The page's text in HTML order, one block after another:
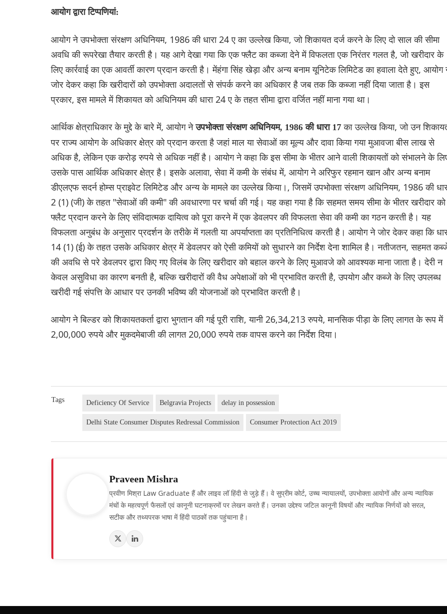
आयोग द्वारा टिप्पणियां:
आयोग ने उपभोक्ता संरक्षण अधिनियम, 1986 की धारा 24 ए का उल्लेख किया, जो शिकायत दर्ज करने के लिए दो साल की सीमा
अवधि की रूपरेखा तैयार करती है। यह आगे देखा गया कि एक फ्लैट का कब्जा देने में विफलता एक निरंतर गलत है, जो खरीदार के
लिए कार्रवाई का एक आवर्ती कारण प्रदान करती है। मेंहंगा सिंह खेड़ा और अन्य बनाम यूनिटेक लिमिटेड का हवाला देते हुए, आयोग
जोर देकर कहा कि खरीदारों को उपभोक्ता अदालतों से संपर्क करने का अधिकार है जब तक कि कब्जा नहीं दिया जाता है। इस
प्रकार, इस मामले में शिकायत को अधिनियम की धारा 24 ए के तहत सीमा द्वारा वर्जित नहीं माना गया था।
आर्थिक क्षेत्राधिकार के मुद्दे के बारे में, आयोग नेउपभोक्ता संरक्षण अधिनियम, 1986 की धारा 17का उल्लेख किया, जो उन
पर राज्य आयोग के अधिकार क्षेत्र को प्रदान करता है जहां माल या सेवाओं का मूल्य और दावा किया गया मुआवजा बीस लाख से
अधिक है, लेकिन एक करोड़ रुपये से अधिक नहीं है। आयोग ने कहा कि इस सीमा के भीतर आने वाली शिकायतों को संभालने के
उसके पास आर्थिक अधिकार क्षेत्र है। इसके अलावा, सेवा में कमी के संबंध में, आयोग ने अरिफुर रहमान खान और अन्य बनाम
डीएलएफ सदर्न होम्स प्राइवेट लिमिटेड और अन्य के मामले का उल्लेख किया।, जिसमें उपभोक्ता संरक्षण अधिनियम, 1986 की
2 (1) (जी) के तहत "सेवाओं की कमी" की अवधारणा पर चर्चा की गई। यह कहा गया है कि सहमत समय सीमा के भीतर खरीदार को
फ्लैट प्रदान करने के लिए संविदात्मक दायित्व को पूरा करने में एक डेवलपर की विफलता सेवा की कमी का गठन करती है। यह
विफलता अनुबंध के अनुसार प्रदर्शन के तरीके में गलती या अपर्याप्तता का प्रतिनिधित्व करती है। आयोग ने जोर देकर कहा कि
14 (1) (ई) के तहत उसके अधिकार क्षेत्र में डेवलपर को ऐसी कमियों को सुधारने का निर्देश देना शामिल है। नतीजतन, सहमत
की अवधि से परे डेवलपर द्वारा किए गए विलंब के लिए खरीदार को बहाल करने के लिए मुआवजे को आवश्यक माना जाता है। देरी न
केवल असुविधा का कारण बनती है, बल्कि खरीदारों की वैध अपेक्षाओं को भी प्रभावित करती है, उपयोग और कब्जे के लिए उपलब्ध
खरीदी गई संपत्ति के आधार पर उनकी भविष्य की योजनाओं को प्रभावित करती है।
आयोग ने बिल्डर को शिकायतकर्ता द्वारा भुगतान की गई पूरी राशि, यानी 26,34,213 रुपये, मानसिक पीड़ा के लिए लागत के रूप में
2,00,000 रुपये और मुकदमेबाजी की लागत 20,000 रुपये तक वापस करने का निर्देश दिया।
Tags Deficiency Of Service Belgravia Projects delay in possession
Delhi State Consumer Disputes Redressal Commission Consumer Protection Act 2019
Praveen Mishra
प्रवीण मिश्रा Law Graduate हैं और लाइव लॉ हिंदी से जुड़े हैं। वे सुप्रीम कोर्ट, उच्च न्यायालयों, उपभोक्ता आयोगों और अन्य न्यायिक
मंचों के महत्वपूर्ण फैसलों एवं कानूनी घटनाक्रमों पर लेखन करते हैं। उनका उद्देश्य जटिल कानूनी विषयों और न्यायिक निर्णयों को सरल,
सटीक और तथ्यपरक भाषा में हिंदी पाठकों तक पहुंचाना है।